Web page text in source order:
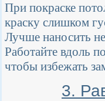
При покраске
краску слишком
Лучше наносить
Работайте вдоль
чтобы избежать
3.